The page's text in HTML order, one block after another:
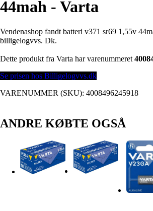
44mah - Varta
Vendenashop fandt batteri v371 sr69 1,55v
billigelogvvs. Dk.
Dette produkt fra Varta har varenummeret
Se prisen hos Billigelogvvs.dk
VARENUMMER (SKU): 4008496245918
ANDRE KØBTE OGSÅ